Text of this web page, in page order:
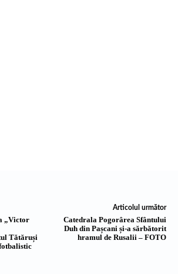
„Victor
Tătăruși
Articolul următor
Catedrala Pogorârea Sfântului
Duh din Pașcani și-a sărbătorit
hramul de Rusalii – FOTO